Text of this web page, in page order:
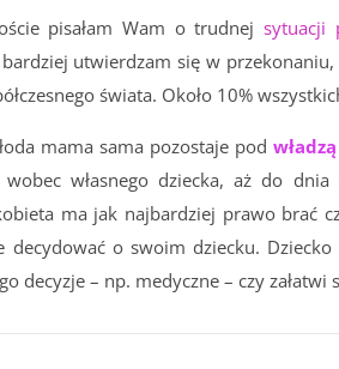
pisałam Wam o trudnej sytuacji
utwierdzam się w
świata. Około 10%
mama sama pozostaje pod
wobec własnego dziecka, aż do
ma jak najbardziej prawo brać
decydować o swoim dziecku.
decyzje – np. medyczne – czy załatwi